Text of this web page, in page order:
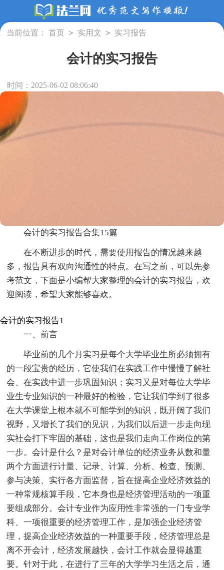
当前位置： 首页 > 实用文 > 实习报告
会计的实习报告
时间：2025-06-02 08:06:40
会计的实习报告合集15篇
在不断进步的时代，需要使用报告的情况越来越
多，报告具有双向沟通性的特点。在写之前，可以先参
考范文，下面是小编帮大家整理的会计的实习报告，欢
迎阅读，希望大家能够喜欢。
会计的实习报告1
一、前言
毕业前的几个月实习是每个大学毕业生所必须拥有
的一段宝贵的经历，它使我们在实践工作中慢慢了解社
会、在实践中进一步巩固知识；实习又是对每位大学毕
业生专业知识的一种最好的检验，它让我们学到了很多
在大学课堂上根本就不可能学到的知识，既开阔了我们
视野，又增长了我们的见识，为我们以后进一步走向现
实社会打下牢固的基础，这也是我们走向工作岗位的第
一步。会计是什么？是对会计单位的经济业务从数和量
两个方面进行计量、记录、计算、分析、检查、预测、
参与决策、实行各方面监督，旨在提高企业经济效益的
一种常规核算手段，它本身也是经济管理活动的一项重
要组成部分。会计专业作为应用性非常强的一门专业学
科、一项很重要的经济管理工作，是加强企业经济管
理，提高企业经济效益的一种重要手段，经济管理总是
离不开会计，经济发展越快，会计工作就会显得越重
要。针对于此，在进行了三年的大学学习生活之后，通